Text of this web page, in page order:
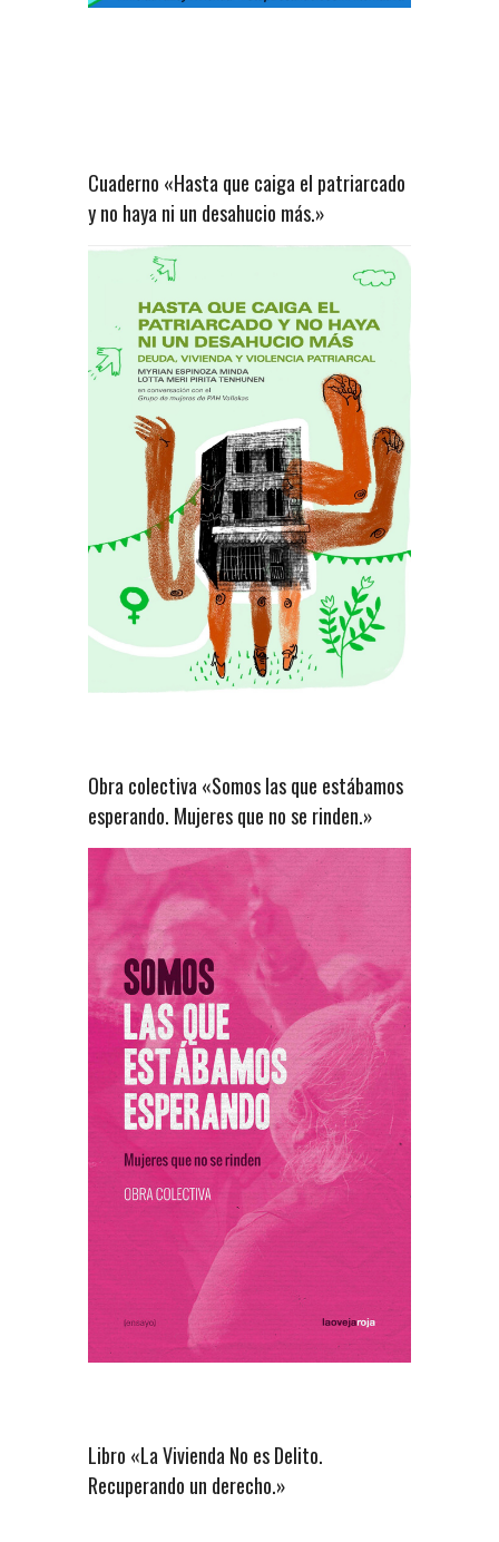
Cuaderno «Hasta que caiga el patriarcado
y no haya ni un desahucio más.»
Obra colectiva «Somos las que estábamos
esperando. Mujeres que no se rinden.»
Libro «La Vivienda No es Delito.
Recuperando un derecho.»